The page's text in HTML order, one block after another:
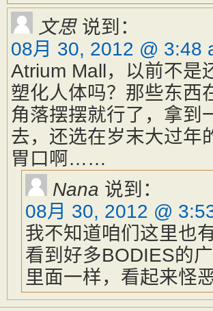
文思 说到：
08月 30, 2012 @ 3:48
Atrium Mall，以前不是
塑化人体吗？那些东西
角落摆摆就行了，拿到
去，还选在岁末大过年
胃口啊……
Nana 说到：
08月 30, 2012 @
我不知道咱们这里也
看到好多BODIES的
里面一样，看起来怪